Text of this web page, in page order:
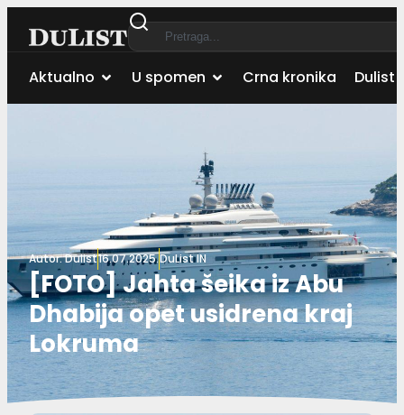
Aktualno U spomen Crna kronika Dulist
Autor:Dulist16.07.2025.DuList IN
[FOTO] Jahta šeika iz Abu
Dhabija opet usidrena kraj
Lokruma